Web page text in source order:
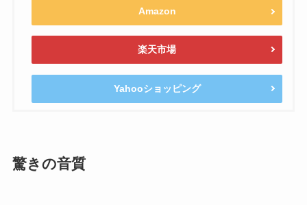
Amazon
楽天市場
Yahooショッピング
驚きの音質